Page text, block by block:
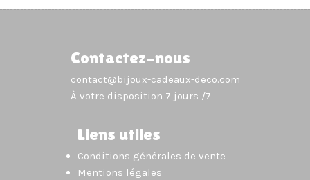
Contactez-nous
contact@bijoux-cadeaux-deco.com
À votre disposition 7 jours /7
Liens utiles
Conditions générales de vente
Mentions légales